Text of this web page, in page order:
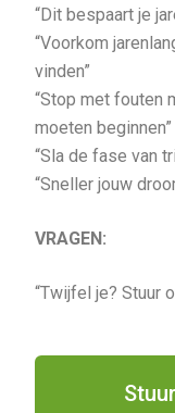
“Dit bespaart je
“Voorkom
vinden”
“Stop met fouten
moeten beginnen”
“Sla de fase van
“Sneller jouw
VRAGEN:
“Twijfel je? Stuur